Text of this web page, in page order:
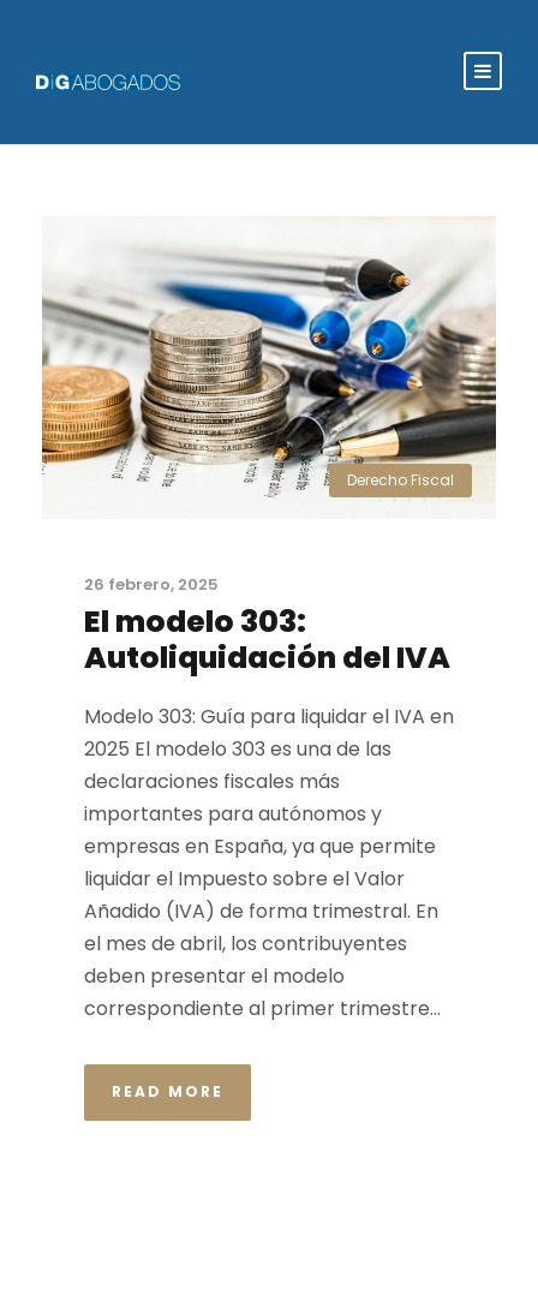
Derecho Fiscal
26 febrero, 2025
El modelo 303:
Autoliquidación del IVA
Modelo 303: Guía para liquidar el IVA en
2025 El modelo 303 es una de las
declaraciones fiscales más
importantes para autónomos y
empresas en España, ya que permite
liquidar el Impuesto sobre el Valor
Añadido (IVA) de forma trimestral. En
el mes de abril, los contribuyentes
deben presentar el modelo
correspondiente al primer trimestre...
READ MORE